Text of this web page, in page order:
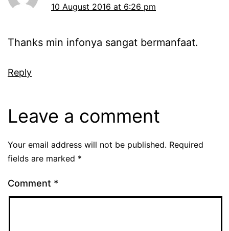
10 August 2016 at 6:26 pm
Thanks min infonya sangat bermanfaat.
Reply
Leave a comment
Your email address will not be published. Required
fields are marked *
Comment *